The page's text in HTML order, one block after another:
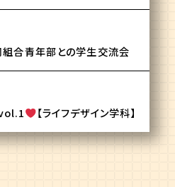
合青年部との学生交流会
【ライフデザイン学科】